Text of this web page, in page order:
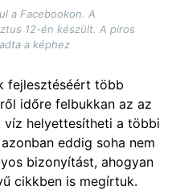
a Facebookon. A
12-én készült. A piros
a képhez
fejlesztéséért több
időre felbukkan az az
helyettesítheti a többi
eddig soha nem
bizonyítást, ahogyan
cikkben is megírtuk.